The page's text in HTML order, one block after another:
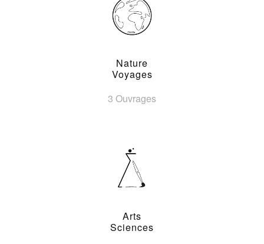
Nature
Voyages
3 Ouvrages
Arts
Sciences